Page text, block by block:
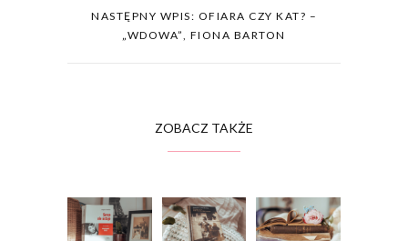
NASTĘPNY WPIS: OFIARA CZY KAT? –
„WDOWA”, FIONA BARTON
ZOBACZ TAKŻE